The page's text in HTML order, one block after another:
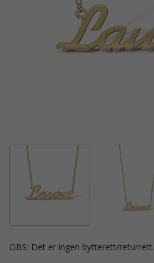
OBS: Det er ingen bytterett/returrett.